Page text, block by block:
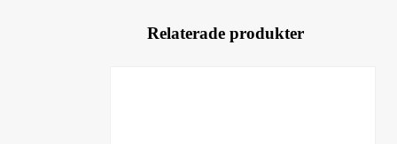
Relaterade produkter